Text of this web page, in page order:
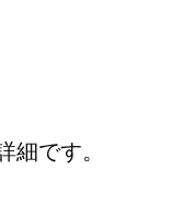
細です。